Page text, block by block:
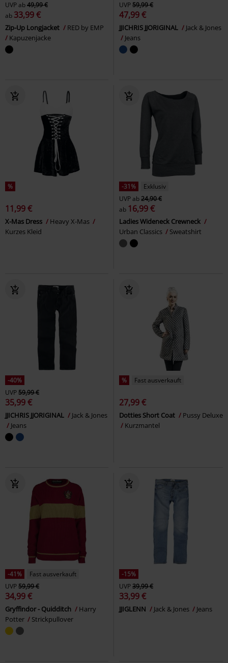
UVPab49,99 €
ab 33,99 €
Zip-Up Longjacket
RED by EMP
Kapuzenjacke
UVP59,99 €
47,99 €
JJICHRIS JJORIGINAL
Jack & Jones
Jeans
%
11,99 €
X-Mas Dress
Heavy X-Mas
Kurzes Kleid
-31%
Exklusiv
UVPab24,90 €
ab 16,99 €
Ladies Wideneck Crewneck
Urban Classics
Sweatshirt
-40%
UVP59,99 €
35,99 €
JJICHRIS JJORIGINAL
Jack & Jones
Jeans
% Fast ausverkauft
27,99 €
Dotties Short Coat
Pussy Deluxe
Kurzmantel
-41%
Fast ausverkauft
UVP59,99 €
34,99 €
Gryffindor - Quidditch
Harry
Potter
Strickpullover
-15%
UVP39,99 €
33,99 €
JJIGLENN Jack & Jones Jeans